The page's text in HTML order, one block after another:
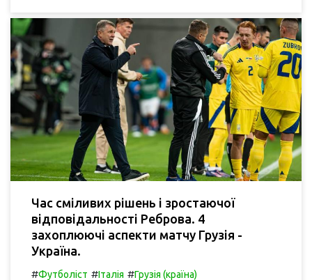
Час сміливих рішень і зростаючої
відповідальності Реброва. 4
захоплюючі аспекти матчу Грузія -
Україна.
#Футболіст #Італія #Грузія (країна)